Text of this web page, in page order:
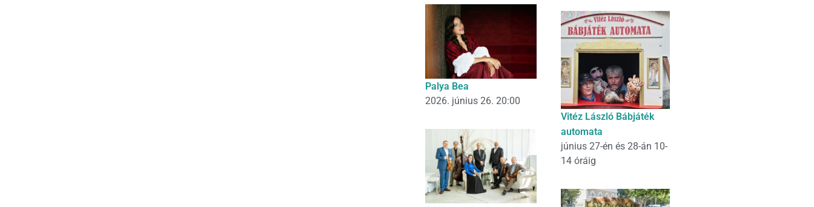
Palya Bea
2026. június 26. 20:00
Vitéz László Bábjáték
automata
június 27-én és 28-án 10-
14 óráig